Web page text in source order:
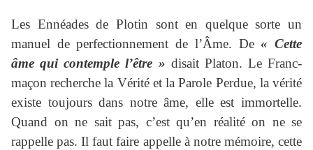
Les Ennéades de Plotin sont en quelque sorte un
manuel de perfectionnement de l’Âme. De« Cette
âme qui contemple l’être » disait Platon. Le Franc-
maçon recherche la Vérité et la Parole Perdue, la vérité
existe toujours dans notre âme, elle est immortelle.
Quand on ne sait pas, c’est qu’en réalité on ne se
rappelle pas. Il faut faire appelle à notre mémoire, cette